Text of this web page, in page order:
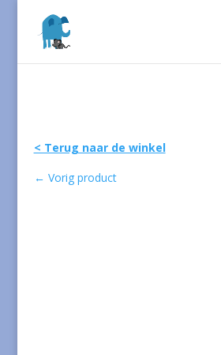
< Terug naar de winkel
← Vorig product